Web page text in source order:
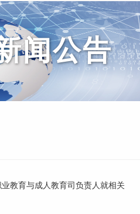
闻公告
教育与成人教育司负责人就相关